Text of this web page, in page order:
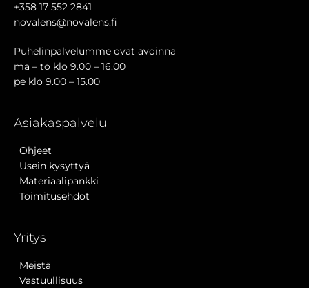
+358 17 552 2841
novalens@novalens.fi
Puhelinpalvelumme ovat avoinna
ma – to klo 9.00 – 16.00
pe klo 9.00 – 15.00
Asiakaspalvelu
Ohjeet
Usein kysyttyä
Materiaalipankki
Toimitusehdot
Yritys
Meistä
Vastuullisuus